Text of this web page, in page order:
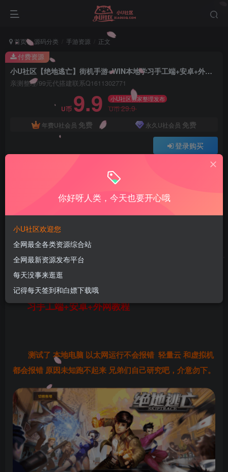
首页 源码分类 手游资源 正文
小U社区【绝地逃亡】街机手游+WIN本地学习手工端+安卓+外网教程
亲测整理/99元代搭建联系Q1611302771
U币 9.9 小U社区独家整理发布
U币29.9
年费U社会员 免费 永久U社会员 免费
登录购买
Q:1337861109 V:ywsy663
小U站长亲测整理如有问题联系Q1337861109
付费资源
工端+安卓+外网教程
1年前更新
小U社区【绝地逃亡】街机手游+WIN本地学
习手工端+安卓+外网教程
测试了 本地电脑 以太网运行不会报错 轻量云 和虚拟机
都会报错 原因未知跑不起来 兄弟们自己研究吧，介意勿下。
你好呀人类，今天也要开心哦
小U社区欢迎您
全网最全各类资源综合站
全网最新资源发布平台
每天没事来逛逛
记得每天签到和白嫖下载哦